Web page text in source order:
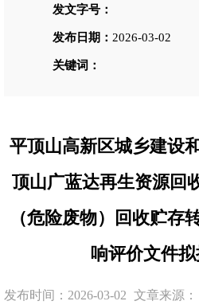
发文字号：
发布日期： 2026-03-02
关键词：
平顶山高新区城乡建设
顶山广蓝达再生资源回
（危险废物）回收贮存
响评价文件
发布时间：2026-03-02 文章来源：